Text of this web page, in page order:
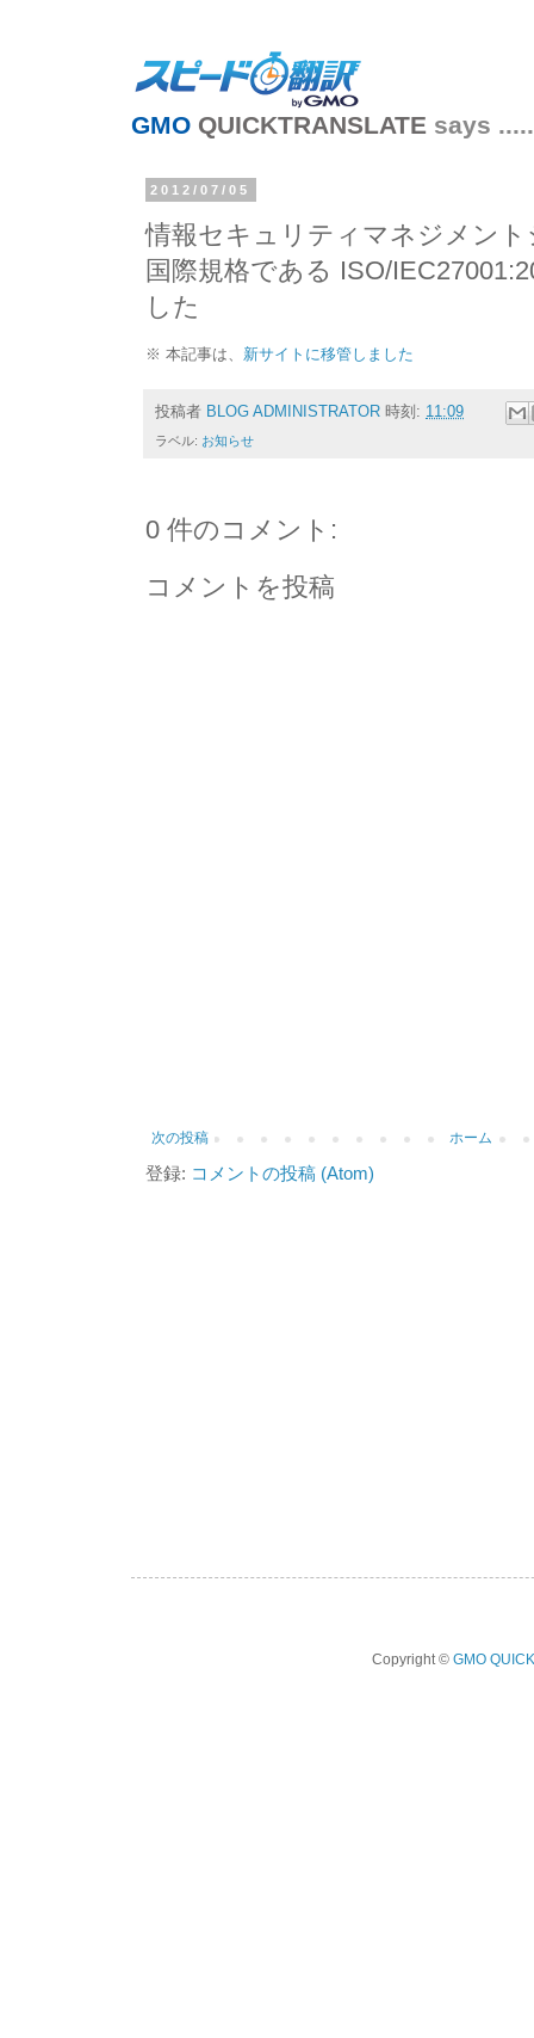
GMO QUICKTRANSLATE says
2012/07/05
情報セキュリティマネジメン
国際規格である ISO/
した
※ 本記事は、 新サイトに移管しました
投稿者 BLOG ADMINISTRATOR 時刻: 11:09
ラベル: お知らせ
0 件のコメント:
コメントを投稿
次の投稿 ホーム
登録: コメントの投稿 (Atom)
Copyright ©GMO